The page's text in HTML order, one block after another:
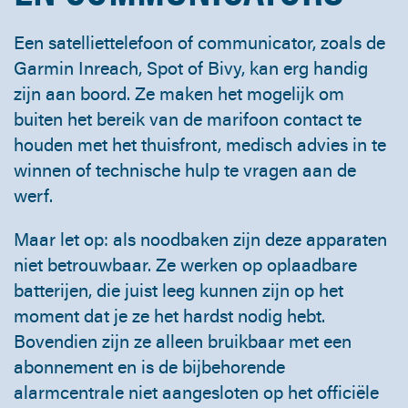
Een satelliettelefoon of communicator, zoals de
Garmin Inreach, Spot of Bivy, kan erg handig
zijn aan boord. Ze maken het mogelijk om
buiten het bereik van de marifoon contact te
houden met het thuisfront, medisch advies in te
winnen of technische hulp te vragen aan de
werf.
Maar let op: als noodbaken zijn deze apparaten
niet betrouwbaar. Ze werken op oplaadbare
batterijen, die juist leeg kunnen zijn op het
moment dat je ze het hardst nodig hebt.
Bovendien zijn ze alleen bruikbaar met een
abonnement en is de bijbehorende
alarmcentrale niet aangesloten op het officiële